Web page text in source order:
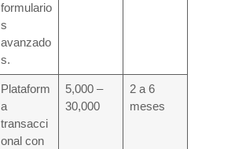
formulario
s
avanzado
s.
Plataform
a
transacci
onal con
5,000 –
30,000
2 a 6
meses